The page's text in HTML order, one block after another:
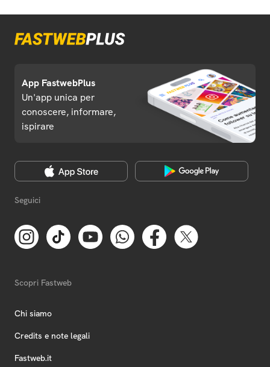
App FastwebPlus
Un'app unica per
conoscere, informare,
ispirare
Seguici
Scopri Fastweb
Chi siamo
Credits e note legali
Fastweb.it